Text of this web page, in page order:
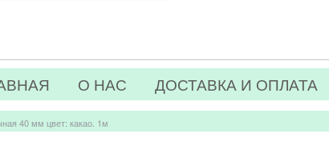
О НАС ДОСТАВКА И ОПЛАТА
40 мм цвет: какао. 1м